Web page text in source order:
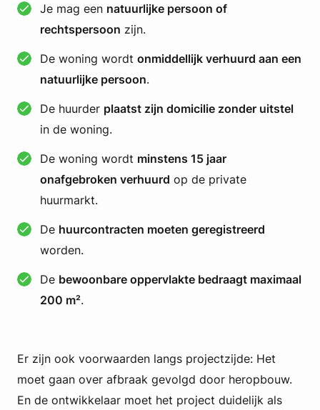
Je mag een natuurlijke persoon of
rechtspersoon zijn.
De woning wordt onmiddellijk verhuurd aan een
natuurlijke persoon.
De huurder plaatst zijn domicilie zonder uitstel
in de woning.
De woning wordt minstens 15 jaar
onafgebroken verhuurd op de private
huurmarkt.
De huurcontracten moeten geregistreerd
worden.
De bewoonbare oppervlakte bedraagt maximaal
200 m².
Er zijn ook voorwaarden langs projectzijde: Het
moet gaan over afbraak gevolgd door heropbouw.
En de ontwikkelaar moet het project duidelijk als